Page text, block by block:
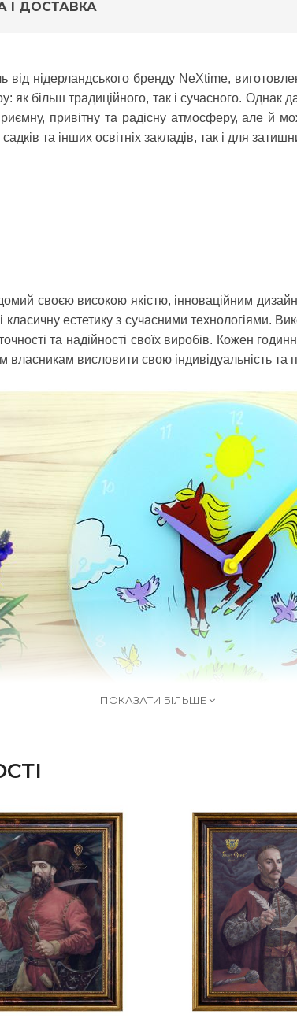
І ДОСТАВКА
від нідерландського бренду NeXtime,
як більш традиційного, так і сучасного.
привітну та радісну атмосферу, але й
та інших освітніх закладів, так і для
своєю високою якістю, інноваційним
класичну естетику з сучасними технологіями.
та надійності своїх виробів. Кожен
власникам висловити свою індивідуальність та
ПОКАЗАТИ БІЛЬШЕ